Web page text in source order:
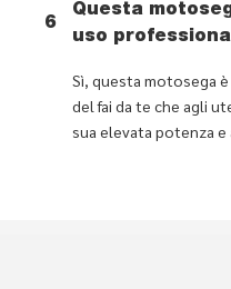
6
Questa
uso
Sì, questa motosega
del fai da te che agli
sua elevata potenza e